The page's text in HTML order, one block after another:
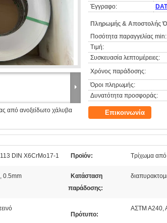
από ανοξείδωτο χάλυβα
Έγγραφο:
Πληρωμής & Αποστολής
Ποσότητα παραγγελίας min:
Τιμή:
Συσκευασία λεπτομέρειες:
Χρόνος παράδοσης:
Όροι πληρωμής:
Δυνατότητα προσφοράς:
Επικοινωνία
DIN X6CrMo17-1 Προϊόν: Τρίχωμα
0.5mm
Κατάσταση
παράδοσης:
Πρότυπο:
ΑΣTM A240,